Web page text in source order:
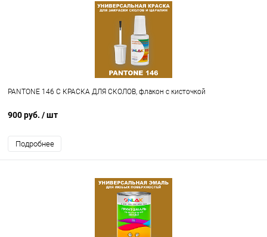
PANTONE 146 C КРАСКА ДЛЯ СКОЛОВ, флакон с кисточкой
900 руб. / шт
Подробнее